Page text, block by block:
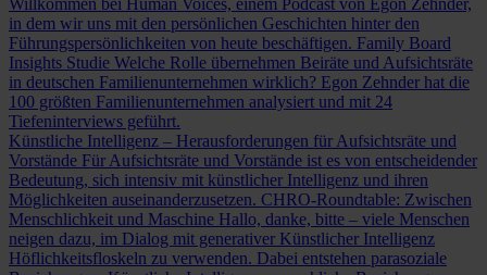
Willkommen bei Human Voices, einem Podcast von Egon Zehnder,
in dem wir uns mit den persönlichen Geschichten hinter den
Führungspersönlichkeiten von heute beschäftigen. Family Board
Insights Studie Welche Rolle übernehmen Beiräte und Aufsichtsräte
in deutschen Familienunternehmen wirklich? Egon Zehnder hat die
100 größten Familienunternehmen analysiert und mit 24
Tiefeninterviews geführt.
Künstliche Intelligenz – Herausforderungen für Aufsichtsräte und
Vorstände Für Aufsichtsräte und Vorstände ist es von entscheidender
Bedeutung, sich intensiv mit künstlicher Intelligenz und ihren
Möglichkeiten auseinanderzusetzen. CHRO-Roundtable: Zwischen
Menschlichkeit und Maschine Hallo, danke, bitte – viele Menschen
neigen dazu, im Dialog mit generativer Künstlicher Intelligenz
Höflichkeitsfloskeln zu verwenden. Dabei entstehen parasoziale